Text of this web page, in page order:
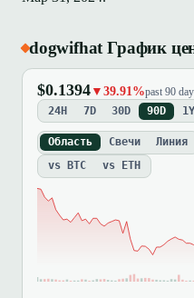
dogwifhat График
$0.1394 ▼39.91%past 90
24H 7D 30D 90D 1Y
Область Свечи Линия
vs BTC
vs ETH